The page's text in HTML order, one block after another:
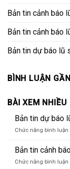
Bản tin cảnh báo
Bản tin cảnh báo
Bản tin dự báo lũ
BÌNH LUẬN
BÀI XEM NHIỀU
Bản tin dự báo
Chức năng bình luận
Bản tin cảnh
Chức năng bình luận